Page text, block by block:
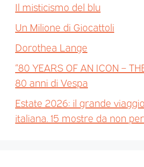
Il misticismo del blu
Un Milione di Giocattoli
Dorothea Lange
“80 YEARS OF AN ICON –
80 anni di Vespa
Estate 2026: il grande
italiana. 15 mostre da non